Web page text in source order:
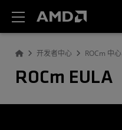
开发者中心 ROCm 中心
ROCm EULA